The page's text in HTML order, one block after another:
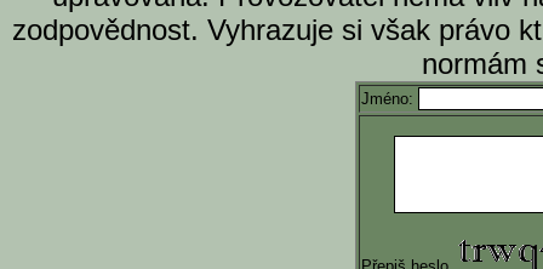
zodpovědnost. Vyhrazuje si však právo
normám
Jméno: